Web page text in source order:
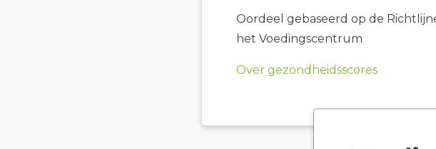
Oordeel gebaseerd op de
het Voedingscentrum
Over gezondheidsscores